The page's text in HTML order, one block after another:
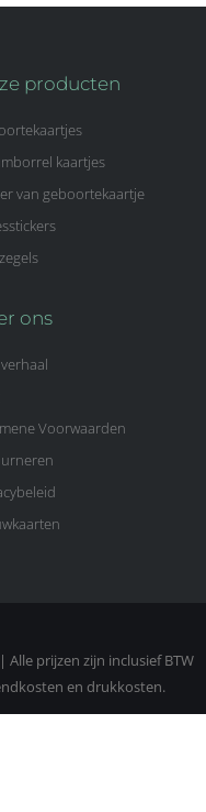
producten
kaartjes
van geboortekaartje
ons
Voorwaarden
prijzen zijn inclusief BTW
en drukkosten.